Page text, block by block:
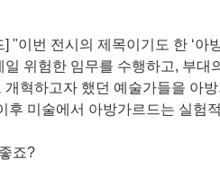
"이번 전시의 제목이기도 한 ‘
위험한 임무를 수행하고, 부
혁하고자 했던 예술가들을 아
후 미술에서 아방가르드는 실험
죠?